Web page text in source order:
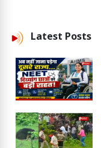
Latest Posts